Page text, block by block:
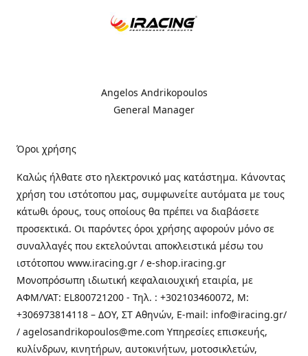
Angelos Andrikopoulos
General Manager
Όροι χρήσης
Καλώς ήλθατε στo ηλεκτρονικό μας κατάστημα. Κάνοντας
χρήση του ιστότοπου μας, συμφωνείτε αυτόματα με τους
κάτωθι όρους, τους οποίους θα πρέπει να διαβάσετε
προσεκτικά. Οι παρόντες όροι χρήσης αφορούν μόνο σε
συναλλαγές που εκτελούνται αποκλειστικά μέσω του
ιστότοπου www.iracing.gr / e-shop.iracing.gr
Μονοπρόσωπη ιδιωτική κεφαλαιουχική εταιρία, με
ΑΦΜ/VAT: EL800721200 - Τηλ. : +302103460072, M:
+306973814118 – ΔΟΥ, ΣΤ Αθηνών, E-mail: info@iracing.gr/
/ agelosandrikopoulos@me.com Υπηρεσίες επισκευής,
κυλίνδρων, κινητήρων, αυτοκινήτων, μοτοσικλετών,